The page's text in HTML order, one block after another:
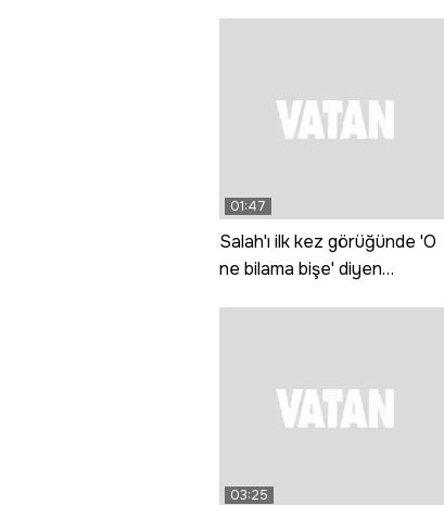
01:47
Salah'ı ilk kez görüğünde 'O
ne bilama bişe' diyen
03:25